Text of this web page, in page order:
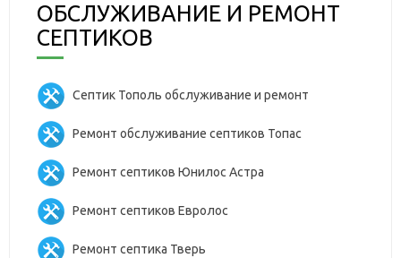
ОБСЛУЖИВАНИЕ И РЕМОНТ
СЕПТИКОВ
Септик Тополь обслуживание и ремонт
Ремонт обслуживание септиков Топас
Ремонт септиков Юнилос Астра
Ремонт септиков Евролос
Ремонт септика Тверь